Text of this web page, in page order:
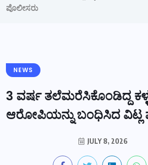
ಪೊಲೀಸರು
NEWS
3 ವರ್ಷ ತಲೆಮರೆಸಿಕೊಂಡಿದ್ದ
ಆರೋಪಿಯನ್ನು ಬಂಧಿಸಿದ ವಿಟ್ಲ
JULY 8, 2026